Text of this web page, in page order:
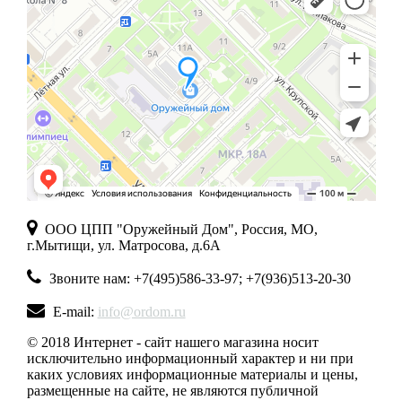
ООО ЦПП "Оружейный Дом", Россия, МО,
г.Мытищи, ул. Матросова, д.6А
Звоните нам: +7(495)586-33-97; +7(936)513-20-30
E-mail: info@ordom.ru
© 2018 Интернет - сайт нашего магазина носит
исключительно информационный характер и ни при
каких условиях информационные материалы и цены,
размещенные на сайте, не являются публичной